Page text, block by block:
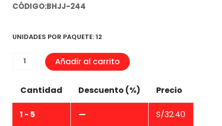
CÓDIGO:BHJJ-244
UNIDADES POR PAQUETE: 12
JABONERA
cantidad
Añadir al carrito
Cantidad Descuento (%) Precio
1 - 5 — S/32.40